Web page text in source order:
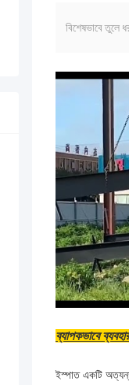
বিশেষভাবে তুলে
ব্যাপকভাবে
ইস্পাত একটি অত্যন্ত